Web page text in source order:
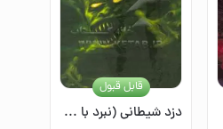
دزد شیطانی (نبرد با شیاطین 2)
قابل قبول